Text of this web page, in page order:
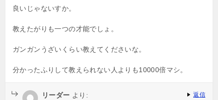
ョ良いじゃないすか。
教えたがりも一つの才能でしょ。
ガンガンうざいくらい教えてくださいな。
分かったふりして教えられない人よりも10000倍マシ。
リーダー より: 返信